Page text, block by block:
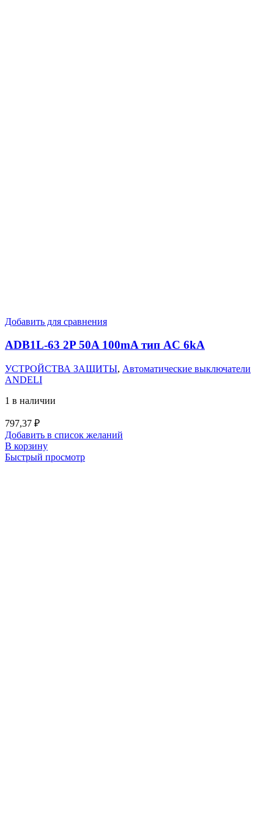
Добавить для сравнения
ADB1L-63 2P 50A 100mA тип AC 6kA
УСТРОЙСТВА ЗАЩИТЫ, Автоматические выключатели
ANDELI
1 в наличии
797,37 ₽
Добавить в список желаний
В корзину
Быстрый просмотр